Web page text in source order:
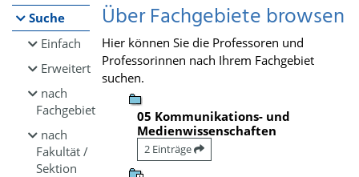
Suche
Einfach
Erweitert
nach
Fachgebiet
nach
Fakultät /
Sektion
Über Fachgebiete browsen
Hier können Sie die Professoren und
Professorinnen nach Ihrem Fachgebiet
suchen.
05 Kommunikations- und
Medienwissenschaften
2 Einträge